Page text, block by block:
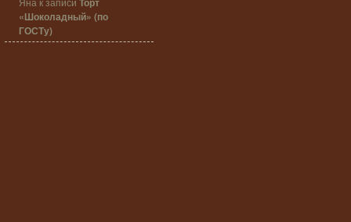
«Шоколадный» (по
ГОСТу)